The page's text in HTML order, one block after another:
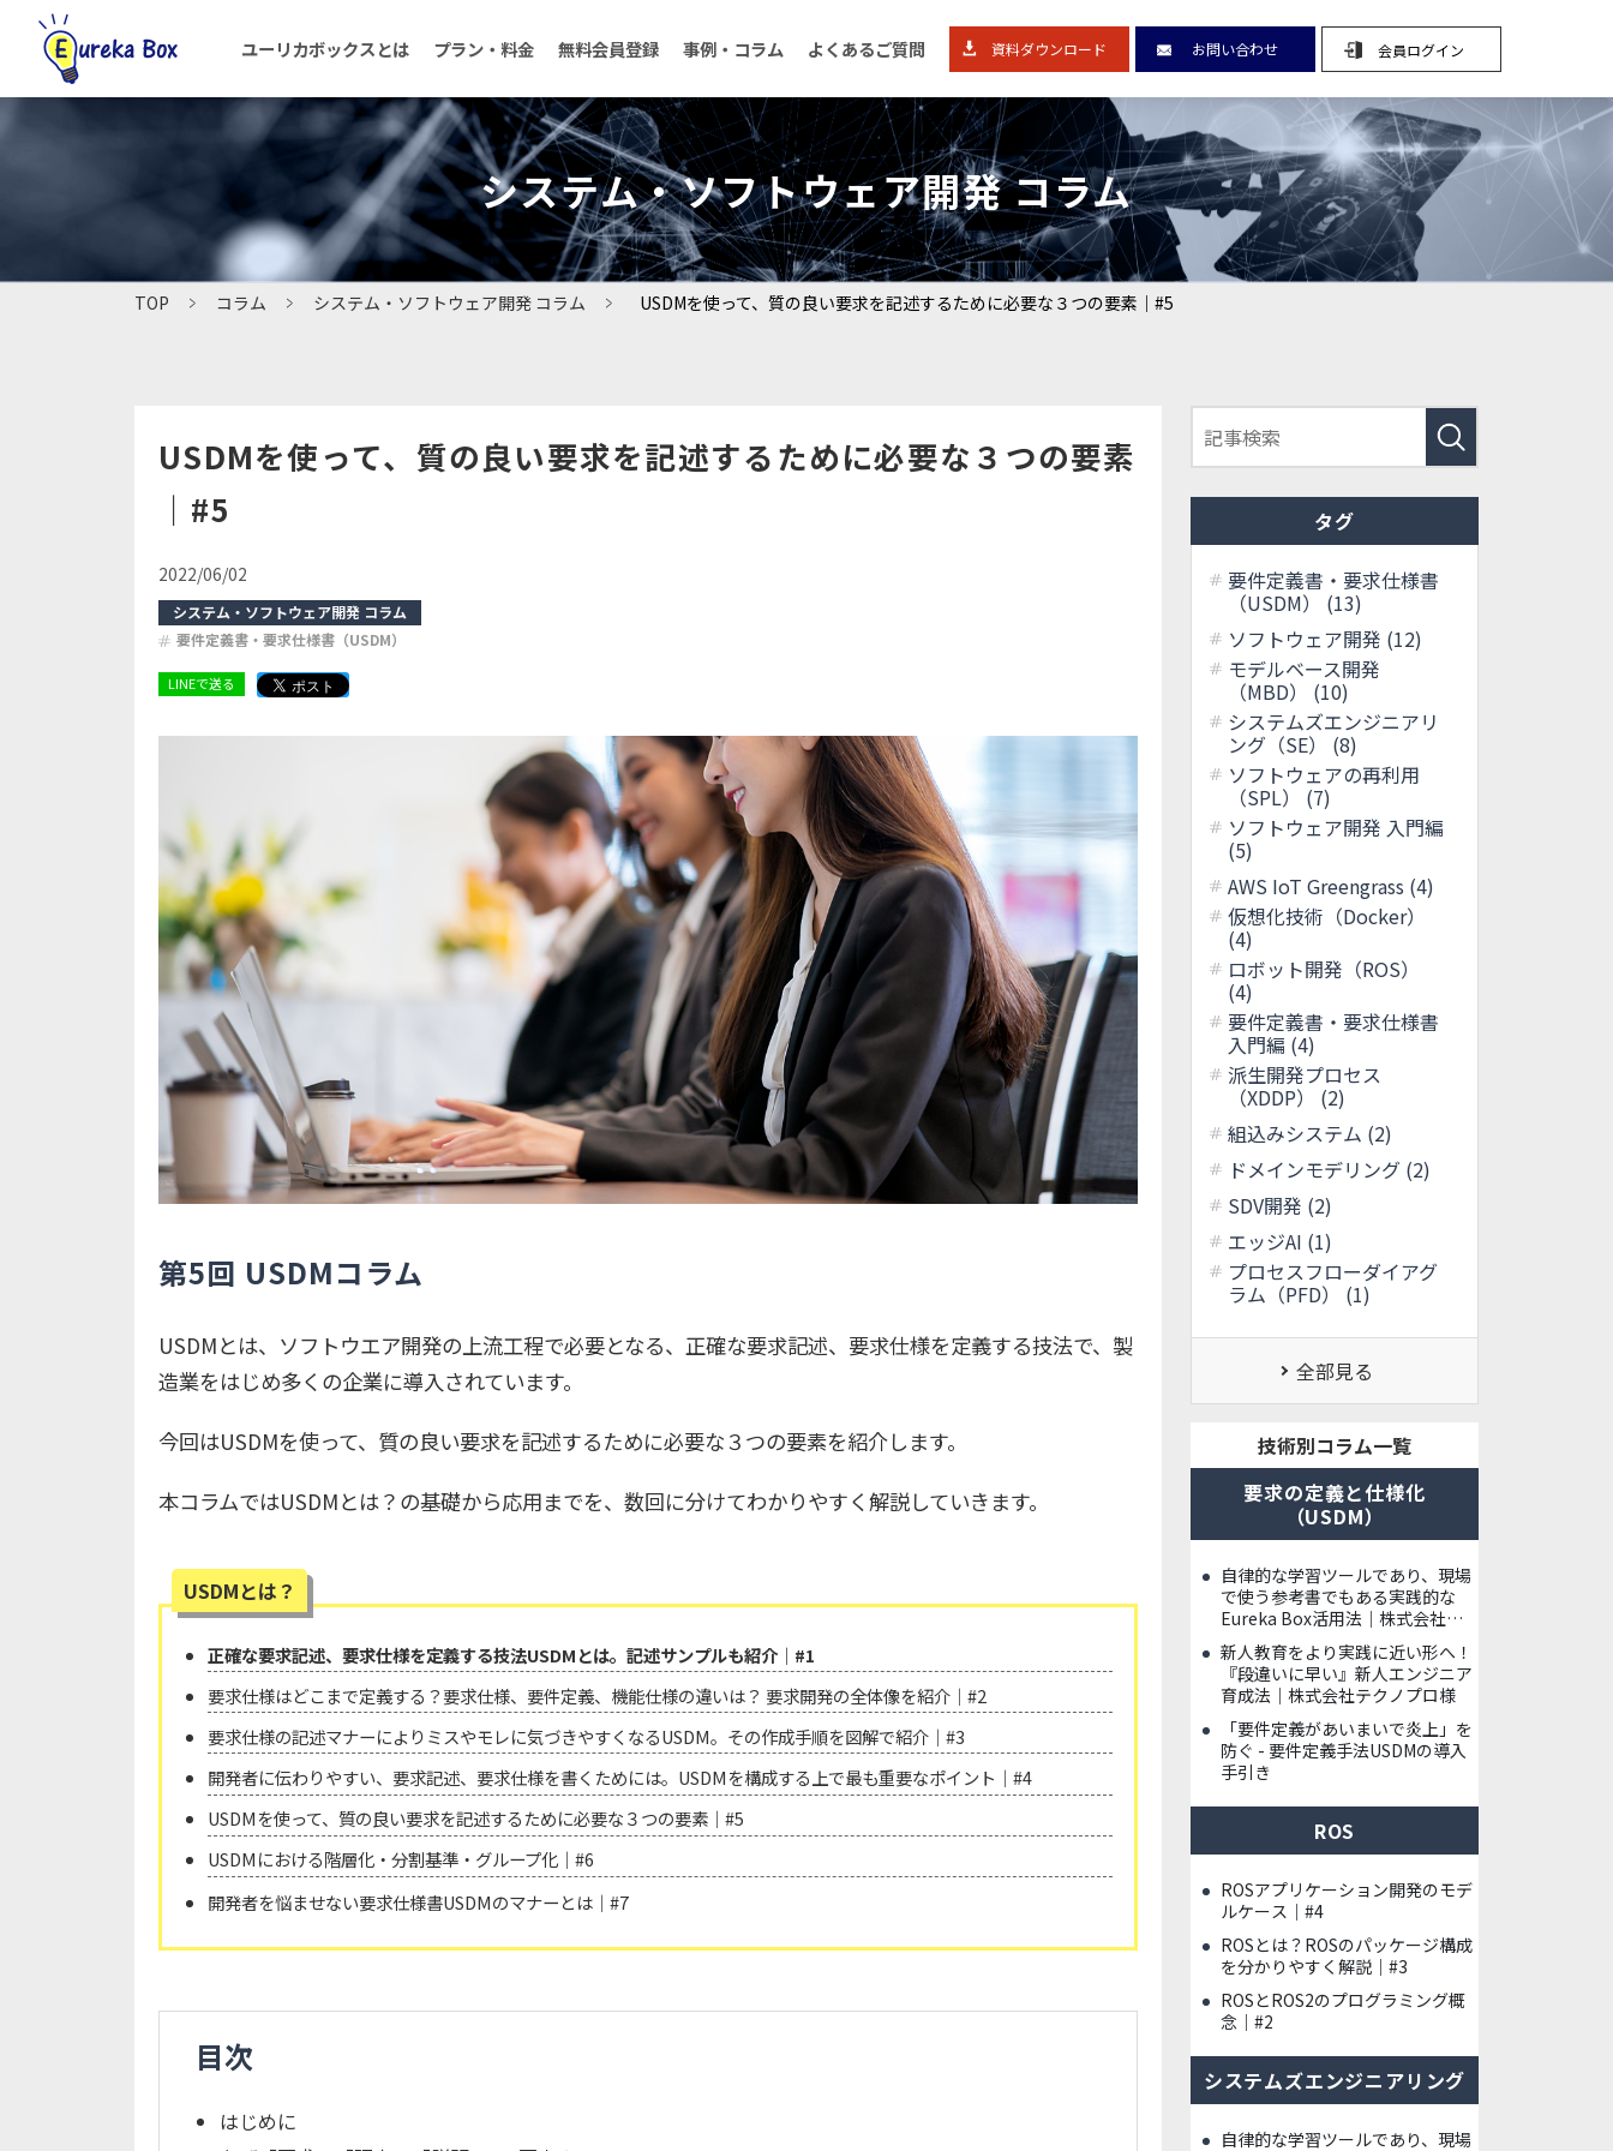
ユーリカボックスとは プラン・料金 無料会員登録 事例・コラム よくあるご質問 資料ダウンロード お問い合わせ 会員ログイン
システム・ソフトウェア開発 コラム
CLOSE
HOME ユーリカボックスとは 法人プラン
よくあるご質問 資料ダウンロード 導入事例
コラム
無料会員登録
TOP コラム システム・ソフトウェア開発 コラム USDMを使って、質の良い要求を記述するために必要な３つの要素｜#5
USDMを使って、質の良い要求を記述するために必要な３つの要素
｜#5
2022/06/02
システム・ソフトウェア開発 コラム
要件定義書・要求仕様書（USDM）
LINEで送る
第5回 USDMコラム
USDMとは、ソフトウエア開発の上流工程で必要となる、正確な要求記述、要求仕様を定義する技法で、製
造業をはじめ多くの企業に導入されています。
今回はUSDMを使って、質の良い要求を記述するために必要な３つの要素を紹介します。
本コラムではUSDMとは？の基礎から応用までを、数回に分けてわかりやすく解説していきます。
USDMとは？
正確な要求記述、要求仕様を定義する技法USDMとは。記述サンプルも紹介｜#1
要求仕様はどこまで定義する？要求仕様、要件定義、機能仕様の違いは？ 要求開発の全体像を紹介｜#2
要求仕様の記述マナーによりミスやモレに気づきやすくなるUSDM。その作成手順を図解で紹介｜#3
開発者に伝わりやすい、要求記述、要求仕様を書くためには。USDMを構成する上で最も重要なポイント｜#4
USDMを使って、質の良い要求を記述するために必要な３つの要素｜#5
USDMにおける階層化・分割基準・グループ化｜#6
開発者を悩ませない要求仕様書USDMのマナーとは｜#7
目次
はじめに
タグ
要件定義書・要求仕様書
（USDM） (13)
ソフトウェア開発 (12)
モデルベース開発
（MBD） (10)
システムズエンジニアリ
ング（SE） (8)
ソフトウェアの再利用
（SPL） (7)
ソフトウェア開発 入門編
(5)
AWS IoT Greengrass (4)
仮想化技術（Docker）
(4)
ロボット開発（ROS）
(4)
要件定義書・要求仕様書
入門編 (4)
派生開発プロセス
（XDDP） (2)
組込みシステム (2)
ドメインモデリング (2)
SDV開発 (2)
エッジAI (1)
プロセスフローダイアグ
ラム（PFD） (1)
全部見る
技術別コラム一覧
要求の定義と仕様化
（USDM）
自律的な学習ツールであり、現場
で使う参考書でもある実践的な
Eureka Box活用法｜株式会社ハ
イレックスアクト様
新人教育をより実践に近い形へ！
『段違いに早い』新人エンジニア
育成法｜株式会社テクノプロ様
「要件定義があいまいで炎上」を
防ぐ - 要件定義手法USDMの導入
手引き
ROS
ROSアプリケーション開発のモデ
ルケース｜#4
ROSとは？ROSのパッケージ構成
を分かりやすく解説｜#3
ROSとROS2のプログラミング概
念｜#2
システムズエンジニアリング
自律的な学習ツールであり、現場